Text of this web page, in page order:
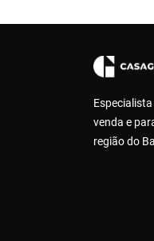
venda e
região do